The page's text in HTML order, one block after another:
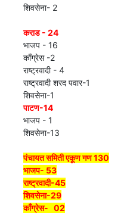
शिवसेना- 2
कराड - 24
भाजप - 16
काँग्रेस -2
राष्ट्रवादी - 4
राष्ट्रवादी शरद पवार-1
शिवसेना-1
पाटण-14
भाजप - 1
शिवसेना-13
पंचायत समिती एकूण गण 130
भाजप- 53
राष्ट्रवादी-45
शिवसेना-29
काँग्रेस- 02